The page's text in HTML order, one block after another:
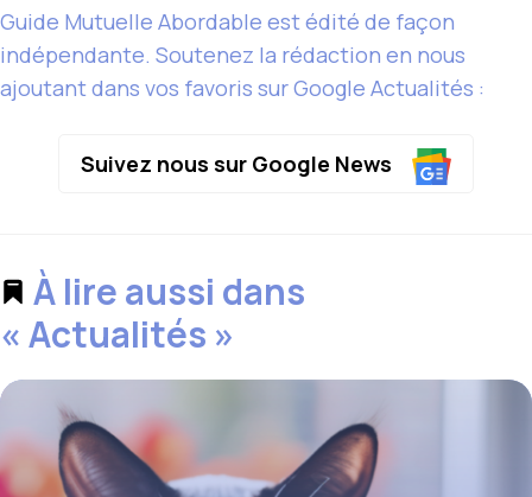
Guide Mutuelle Abordable est édité de façon
indépendante. Soutenez la rédaction en nous
ajoutant dans vos favoris sur Google Actualités :
Suivez nous sur Google News
À lire aussi dans
« Actualités »